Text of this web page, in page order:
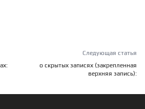
Следующая статья
о скрытых записях (закрепленная
верхняя запись):